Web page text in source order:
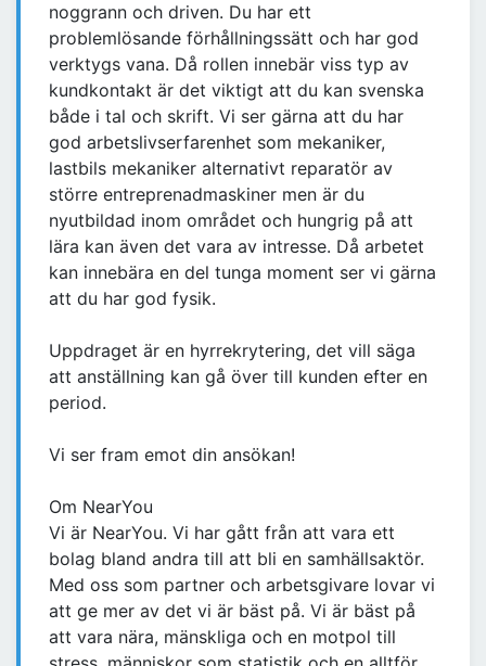
noggrann och driven. Du har ett
problemlösande förhållningssätt och har god
verktygs vana. Då rollen innebär viss typ av
kundkontakt är det viktigt att du kan svenska
både i tal och skrift. Vi ser gärna att du har
god arbetslivserfarenhet som mekaniker,
lastbils mekaniker alternativt reparatör av
större entreprenadmaskiner men är du
nyutbildad inom området och hungrig på att
lära kan även det vara av intresse. Då arbetet
kan innebära en del tunga moment ser vi gärna
att du har god fysik.
Uppdraget är en hyrrekrytering, det vill säga
att anställning kan gå över till kunden efter en
period.
Vi ser fram emot din ansökan!
Om NearYou
Vi är NearYou. Vi har gått från att vara ett
bolag bland andra till att bli en samhällsaktör.
Med oss som partner och arbetsgivare lovar vi
att ge mer av det vi är bäst på. Vi är bäst på
att vara nära, mänskliga och en motpol till